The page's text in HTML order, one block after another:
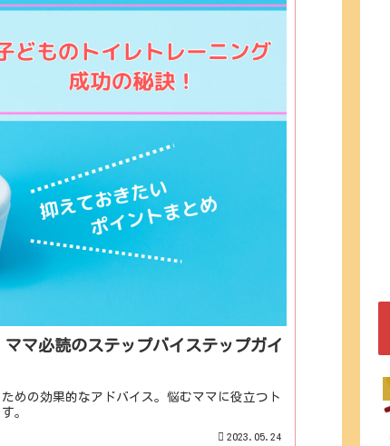
マ必読のステップバイステップガイ
めの効果的なアドバイス。悩むママに役立つト
。
2023.05.24